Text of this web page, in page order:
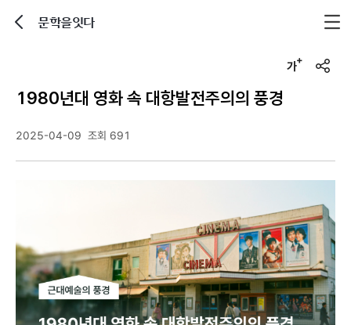
문학을잇다
u
1980년대 영화 속 대항발전주의의 풍경
2025-04-09 조회 691